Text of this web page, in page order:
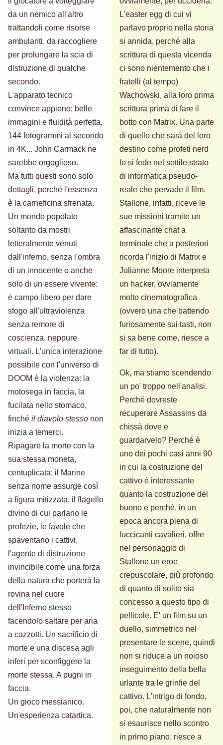
da un nemico all'altro
trattandoli come risorse
ambulanti, da raccogliere
per prolungare la scia di
distruzione di qualche
secondo.
L'apparato tecnico
convince appieno: belle
immagini e fluidità perfetta,
144 fotogrammi al secondo
in 4K... John Carmack ne
sarebbe orgoglioso.
Ma tutti questi sono solo
dettagli, perché l'essenza
è la carneficina sfrenata.
Un mondo popolato
soltanto da mostri
letteralmente venuti
dall'inferno, senza l'ombra
di un innocente o anche
solo di un essere vivente:
è campo libero per dare
sfogo all'ultraviolenza
senza remore di
coscienza, neppure
virtuali. L'unica interazione
possibile con l'universo di
DOOM è la violenza: la
motosega in faccia, la
fucilata nello stomaco,
finché il diavolo stesso non
inizia a temerci.
Ripagare la morte con la
sua stessa moneta,
centuplicata: il Marine
senza nome assurge così
a figura mitizzata, il flagello
divino di cui parlano le
profezie, le favole che
spaventano i cattivi,
l'agente di distruzione
invincibile come una forza
della natura che porterà la
rovina nel cuore
dell'Inferno stesso
facendolo saltare per aria
a cazzotti. Un sacrificio di
morte e una discesa agli
inferi per sconfiggere la
morte stessa. A pugni in
faccia.
Un gioco messianico.
Un'esperienza catartica.
L'easter egg di cui vi
parlavo proprio nella storia
si annida, perché alla
scrittura di questa vicenda
ci sono nientemento che i
fratelli (al tempo)
Wachowski, alla loro prima
scrittura prima di fare il
botto con Matrix. Una parte
di quello che sarà del loro
destino come profeti nerd
lo si fede nel sottile strato
di informatica pseudo-
reale che pervade il film.
Stallone, infatti, riceve le
sue missioni tramite un
affascinante chat a
terminale che a posteriori
ricorda l'inizio di Matrix e
Julianne Moore interpreta
un hacker, ovviamente
molto cinematografica
(ovvero una che battendo
furiosamente sui tasti, non
si sa bene come, riesce a
far di tutto).
Ok, ma stiamo scendendo
un po' troppo nell'analisi.
Perché dovreste
recuperare Assassins da
chissà dove e
guardarvelo? Perché è
uno dei pochi casi anni 90
in cui la costruzione del
cattivo è interessante
quanto la costruzione del
buono e perché, in un
epoca ancora piena di
luccicanti cavalieri, offre
nel personaggio di
Stallone un eroe
crepuscolare, più profondo
di quanto di solito sia
concesso a questo tipo di
pellicole. E' un film su un
duello, simmetrico nel
presentare le scene, quindi
non si riduce a un noioso
inseguimento della bella
urlante tra le grinfie del
cattivo. L'intrigo di fondo,
poi, che naturalmente non
si esaurisce nello scontro
in primo piano, riesce a